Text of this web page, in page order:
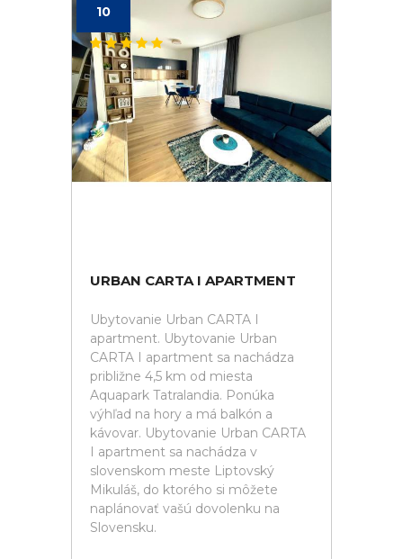
10
URBAN CARTA I APARTMENT
Ubytovanie Urban CARTA I
apartment. Ubytovanie Urban
CARTA I apartment sa nachádza
približne 4,5 km od miesta
Aquapark Tatralandia. Ponúka
výhľad na hory a má balkón a
kávovar. Ubytovanie Urban CARTA
I apartment sa nachádza v
slovenskom meste Liptovský
Mikuláš, do ktorého si môžete
naplánovať vašú dovolenku na
Slovensku.